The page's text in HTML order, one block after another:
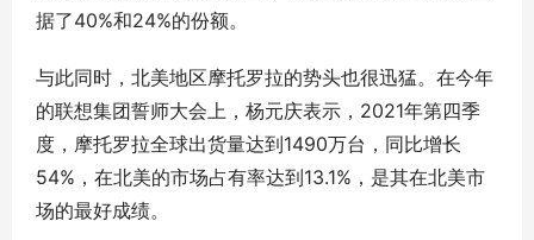
据了40%和24%的份额。
与此同时，北美地区摩托罗拉的势头也很迅猛。在今年
的联想集团誓师大会上，杨元庆表示，2021年第四季
度，摩托罗拉全球出货量达到1490万台，同比增长
54%，在北美的市场占有率达到13.1%，是其在北美市
场的最好成绩。